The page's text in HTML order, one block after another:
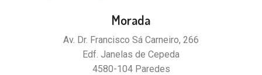
Morada
Av. Dr. Francisco Sá Carneiro, 266
Edf. Janelas de Cepeda
4580-104 Paredes